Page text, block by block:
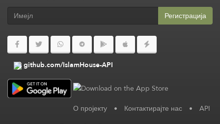
Регистрација
github.com/IslamHouse-API
О пројекту • Контактирајте нас • API